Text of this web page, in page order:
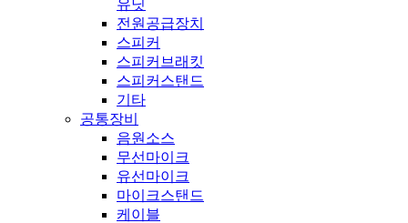
유닛
전원공급장치
스피커
스피커브래킷
스피커스탠드
기타
공통장비
음원소스
무선마이크
유선마이크
마이크스탠드
케이블